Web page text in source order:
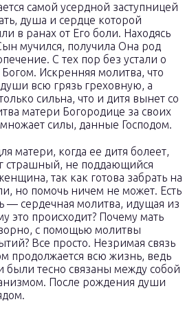
самой усердной заступницей
душа и сердце которой
в ранах от Его боли. Находясь
мучился, получила Она род
С тех пор без устали о
Искренняя молитва, что
души всю грязь греховную, а
сильна, что и дитя вынет со
матери Богородице за своих
силы, данные Господом.
матери, когда ее дитя болеет,
страшный, не поддающийся
так как готова забрать на
но помочь ничем не может. Есть
— сердечная молитва, идущая из
это происходит? Почему мать
с помощью молитвы
Все просто. Незримая связь
продолжается всю жизнь, ведь
были тесно связаны между собой
После рождения души